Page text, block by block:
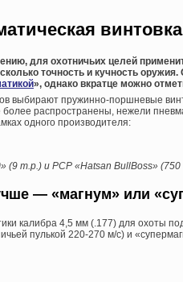
для охотничьих целей
точность и кучность
», однако вкратце можно
выбирают пружинно-поршневые
распространены, нежели
одного производителя:
(9 т.р.) и PCP «Hatsan BullBoss» (750
— «магнум» или
калибра 4,5 мм (.177) для охоты
пулькой 220-270 м/с) и